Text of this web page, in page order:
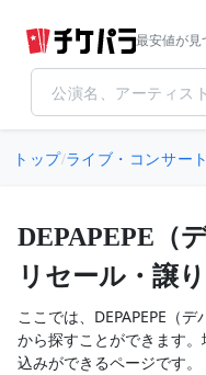
最安値が見
トップ/ライブ・コンサー
DEPAPEPE（
リセール・譲
ここでは、DEPAPEPE（
から探すことができます
込みができるページです。